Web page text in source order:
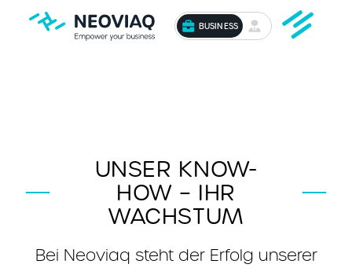
BUSINESS
UNSER KNOW-
HOW – IHR
WACHSTUM
Bei Neoviaq steht der Erfolg unserer